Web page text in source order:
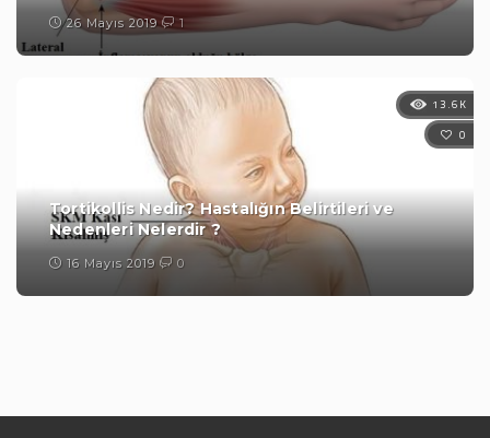
26 Mayıs 2019 1
13.6K
0
Tortikollis Nedir? Hastalığın Belirtileri ve
Nedenleri Nelerdir ?
16 Mayıs 2019 0